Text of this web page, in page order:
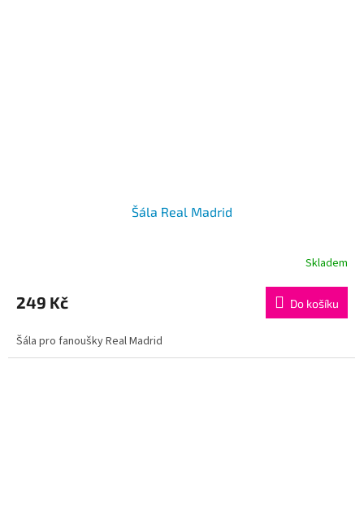
Šála Real Madrid
produktu
je
z
5
Skladem
249 Kč Do košíku
Šála pro fanoušky Real Madrid